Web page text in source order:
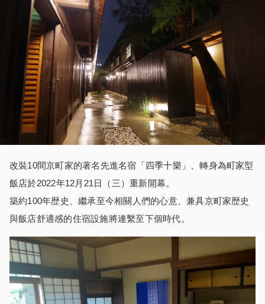
改裝10間京町家的著名先進名宿「四季十樂」、轉身為町家型
飯店於2022年12月21日（三）重新開幕。
築約100年歴史、繼承至今相關人們的心意、兼具京町家歴史
與飯店舒適感的住宿設施將連繫至下個時代。